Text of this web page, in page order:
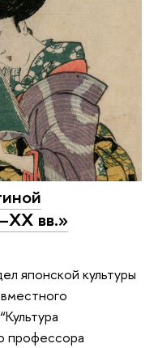
вв.»
японской культуры
профессора